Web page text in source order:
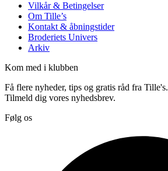
Vilkår & Betingelser
Om Tille’s
Kontakt & åbningstider
Broderiets Univers
Arkiv
Kom med i klubben
Få flere nyheder, tips og gratis råd fra Tille's.
Tilmeld dig vores nyhedsbrev.
Følg os